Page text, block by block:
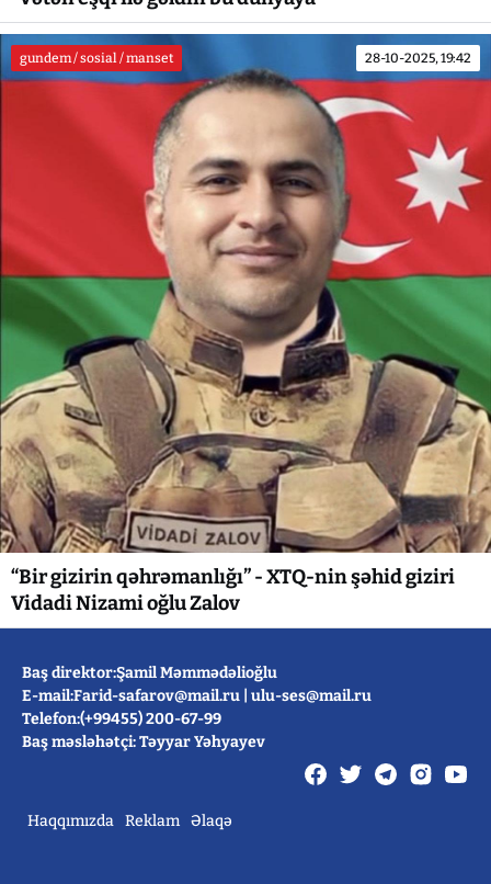
gundem / sosial / manset 28-10-2025, 19:42
“Bir gizirin qəhrəmanlığı” - XTQ-nin şəhid giziri
Vidadi Nizami oğlu Zalov
Baş direktor:Şamil Məmmədəlioğlu
E-mail:Farid-safarov@mail.ru ulu-ses@mail.ru
Telefon:(+99455) 200-67-99
Baş məsləhətçi: Təyyar Yəhyayev
Haqqımızda Reklam Əlaqə